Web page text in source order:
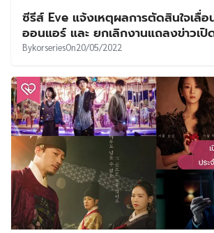
ซีรีส์ Eve แจ้งเหตุผลการตัดสินใจเลื่
ออนแอร์ และ ยกเลิกงานแถลงข่าวเปิ
BykorseriesOn20/05/2022